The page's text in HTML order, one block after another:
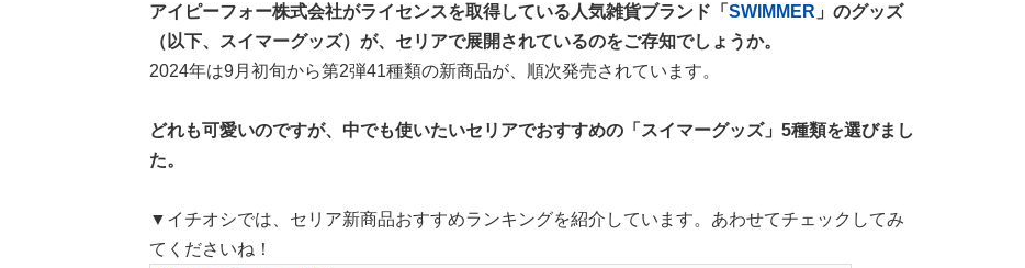
アイピーフォー株式会社がライセンスを取得している人気雑貨ブランド「 SWIMMER 」のグッズ
（以下、スイマーグッズ）が、セリアで展開されているのをご存知でしょうか。
2024年は9月初旬から第2弾41種類の新商品が、順次発売されています。
どれも可愛いのですが、中でも使いたいセリアでおすすめの「スイマーグッズ」5種類を選びまし
た。
▼イチオシでは、セリア新商品おすすめランキングを紹介しています。あわせてチェックしてみ
てくださいね！